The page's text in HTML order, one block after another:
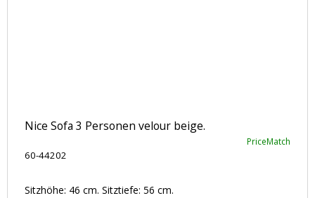
Nice Sofa 3 Personen velour beige.
PriceMatch
60-44202
Sitzhöhe: 46 cm. Sitztiefe: 56 cm.